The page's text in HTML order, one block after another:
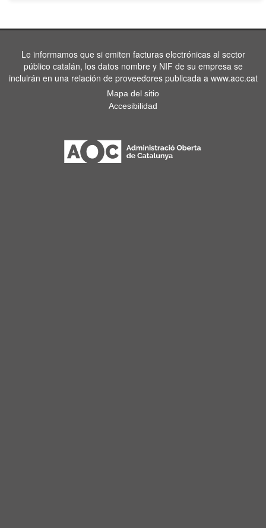
Le informamos que si emiten facturas electrónicas al sector
público catalán, los datos nombre y NIF de su empresa se
incluirán en una relación de proveedores publicada a www.aoc.cat
Mapa del sitio
Accesibilidad